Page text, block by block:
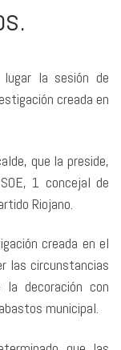
la sesión de
creada en
que la preside,
1 concejal de
Riojano.
creada en el
las circunstancias
decoración con
municipal.